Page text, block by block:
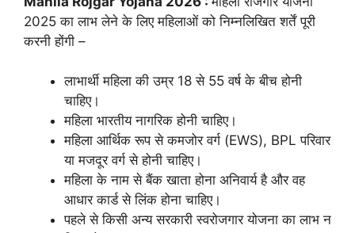
2025 का लाभ लेने के लिए महिलाओं को निम्नलिखित शर्तें पूरी
करनी होंगी –
लाभार्थी महिला की उम्र 18 से 55 वर्ष के बीच होनी
चाहिए।
महिला भारतीय नागरिक होनी चाहिए।
महिला आर्थिक रूप से कमजोर वर्ग (EWS), BPL परिवार
या मजदूर वर्ग से होनी चाहिए।
महिला के नाम से बैंक खाता होना अनिवार्य है और वह
आधार कार्ड से लिंक होना चाहिए।
पहले से किसी अन्य सरकारी स्वरोजगार योजना का लाभ न